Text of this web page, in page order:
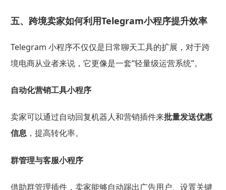
五、跨境卖家如何利用Telegram小程序提升效率
Telegram 小程序不仅仅是日常聊天工具的扩展，对于跨
境电商从业者来说，它更像是一套“轻量级运营系统”。
自动化营销工具小程序
卖家可以通过自动回复机器人和营销插件来批量发送优惠
信息，提高转化率。
群管理与客服小程序
借助群管理插件，卖家能够自动踢出广告用户、设置关键